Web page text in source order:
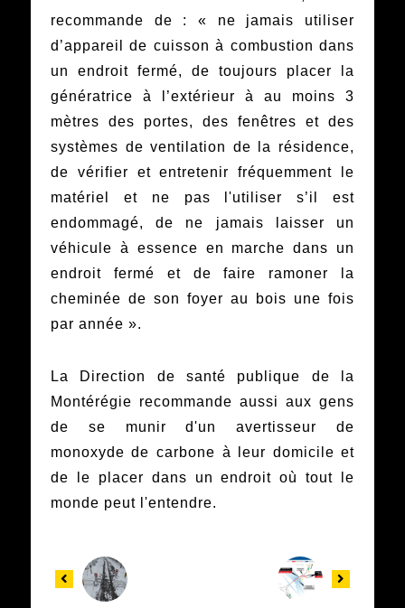
recommande de : « ne jamais utiliser
d’appareil de cuisson à combustion dans
un endroit fermé, de toujours placer la
génératrice à l’extérieur à au moins 3
mètres des portes, des fenêtres et des
systèmes de ventilation de la résidence,
de vérifier et entretenir fréquemment le
matériel et ne pas l'utiliser s’il est
endommagé, de ne jamais laisser un
véhicule à essence en marche dans un
endroit fermé et de faire ramoner la
cheminée de son foyer au bois une fois
par année ».
La Direction de santé publique de la
Montérégie recommande aussi aux gens
de se munir d'un avertisseur de
monoxyde de carbone à leur domicile et
de le placer dans un endroit où tout le
monde peut l'entendre.